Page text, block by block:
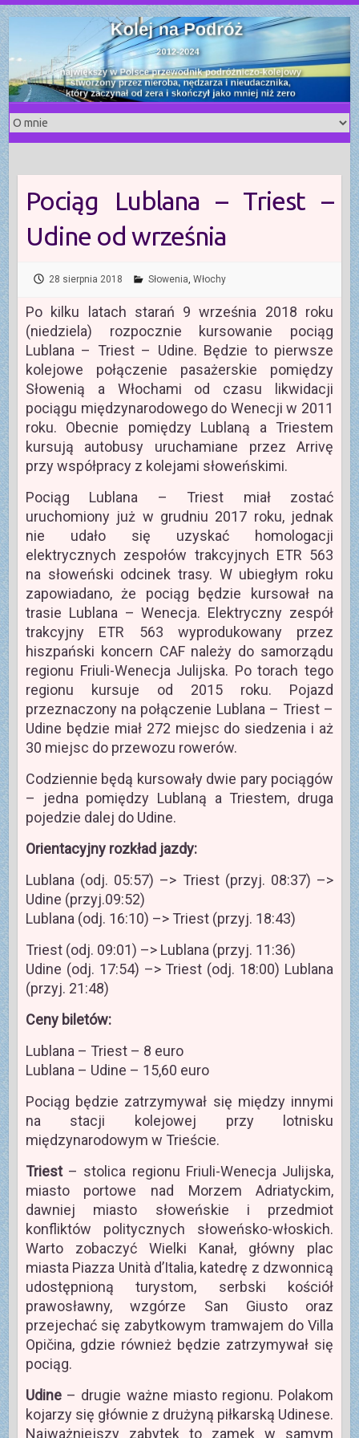
S
k
i
p
t
o
c
o
n
t
e
n
t
Pociąg Lublana – Triest –
Udine od września
28 sierpnia 2018 Słowenia, Włochy
Po kilku latach starań 9 września 2018 roku
(niedziela) rozpocznie kursowanie pociąg
Lublana – Triest – Udine. Będzie to pierwsze
kolejowe połączenie pasażerskie pomiędzy
Słowenią a Włochami od czasu likwidacji
pociągu międzynarodowego do Wenecji w 2011
roku. Obecnie pomiędzy Lublaną a Triestem
kursują autobusy uruchamiane przez Arrivę
przy współpracy z kolejami słoweńskimi.
Pociąg Lublana – Triest miał zostać
uruchomiony już w grudniu 2017 roku, jednak
nie udało się uzyskać homologacji
elektrycznych zespołów trakcyjnych ETR 563
na słoweński odcinek trasy. W ubiegłym roku
zapowiadano, że pociąg będzie kursował na
trasie Lublana – Wenecja. Elektryczny zespół
trakcyjny ETR 563 wyprodukowany przez
hiszpański koncern CAF należy do samorządu
regionu Friuli-Wenecja Julijska. Po torach tego
regionu kursuje od 2015 roku. Pojazd
przeznaczony na połączenie Lublana – Triest –
Udine będzie miał 272 miejsc do siedzenia i aż
30 miejsc do przewozu rowerów.
Codziennie będą kursowały dwie pary pociągów
– jedna pomiędzy Lublaną a Triestem, druga
pojedzie dalej do Udine.
Orientacyjny rozkład jazdy:
Lublana (odj. 05:57) –> Triest (przyj. 08:37) –>
Udine (przyj.09:52)
Lublana (odj. 16:10) –> Triest (przyj. 18:43)
Triest (odj. 09:01) –> Lublana (przyj. 11:36)
Udine (odj. 17:54) –> Triest (odj. 18:00) Lublana
(przyj. 21:48)
Ceny biletów:
Lublana – Triest – 8 euro
Lublana – Udine – 15,60 euro
Pociąg będzie zatrzymywał się między innymi
na stacji kolejowej przy lotnisku
międzynarodowym w Trieście.
Triest– stolica regionu Friuli-Wenecja Julijska,
miasto portowe nad Morzem Adriatyckim,
dawniej miasto słoweńskie i przedmiot
konfliktów politycznych słoweńsko-włoskich.
Warto zobaczyć Wielki Kanał, główny plac
miasta Piazza Unità d’Italia, katedrę z dzwonnicą
udostępnioną turystom, serbski kościół
prawosławny, wzgórze San Giusto oraz
przejechać się zabytkowym tramwajem do Villa
Opičina, gdzie również będzie zatrzymywał się
pociąg.
Udine– drugie ważne miasto regionu. Polakom
kojarzy się głównie z drużyną piłkarską Udinese.
Najważniejszy zabytek to zamek w samym